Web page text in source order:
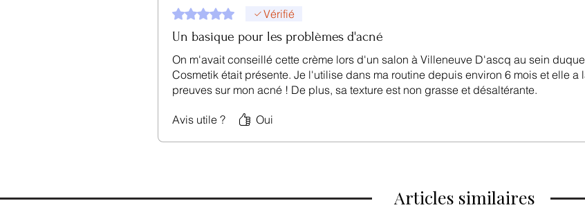
Noté 5 sur 5. Vérifié
Un basique pour les problèmes d'acné
On m'avait conseillé cette crème lors d'un salon à Villeneuve D'ascq au sein
Cosmetik était présente. Je l'utilise dans ma routine depuis environ 6 mois et elle a
preuves sur mon acné ! De plus, sa texture est non grasse et désaltérante.
Avis utile ? Oui
Articles similaires